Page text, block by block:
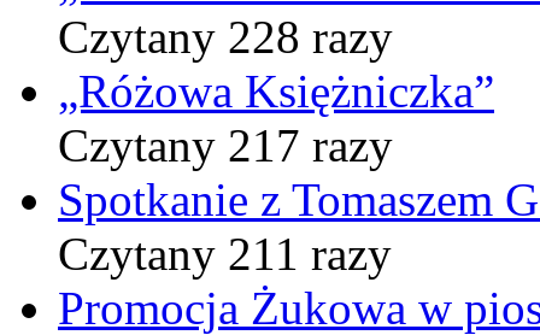
Czytany 228 razy
„Różowa Księżniczka”
Czytany 217 razy
Spotkanie z Tomaszem
Czytany 211 razy
Promocja Żukowa w